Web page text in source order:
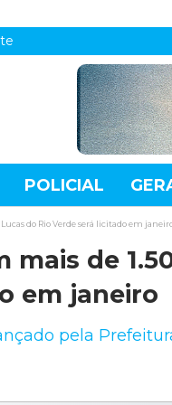
POLICIAL
MUNDO
do Rio Verde será licitado em
de
em janeiro
pela